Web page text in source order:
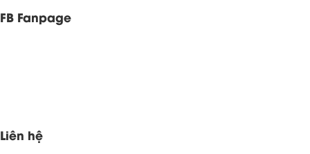
FB Fanpage
Liên hệ